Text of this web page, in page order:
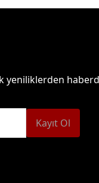
yeniliklerden
Kayıt Ol